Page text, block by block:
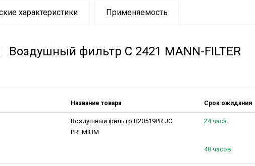
характеристики Применяемость
Воздушный фильтр C 2421 MANN-FILTER
Название товара Срок ожидания
Воздушный фильтр B20519PR JC
PREMIUM
24 часа
48 часов